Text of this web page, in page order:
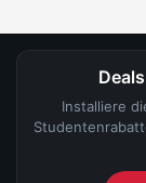
Installiere